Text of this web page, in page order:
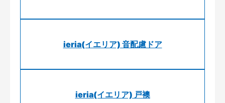
ieria(イエリア) 音配慮ドア
ieria(イエリア) 戸襖